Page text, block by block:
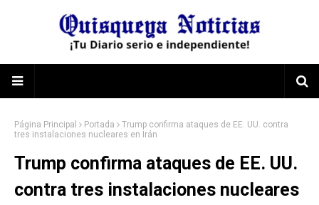
Página Principal Portada
Trump confirma ataques de EE. UU. contra
tres instalaciones nucleares en Irán
Trump confirma ataques de EE. UU.
contra tres instalaciones nucleares